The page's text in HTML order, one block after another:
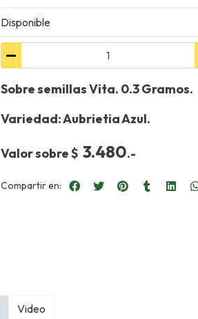
Disponible
Sobre semillas Vita. 0.3 Gramos.
Variedad: Aubrietia Azul.
Valor sobre $ 3.480.-
Compartir en:
Video